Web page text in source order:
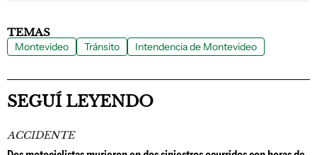
TEMAS
Montevideo Tránsito Intendencia de Montevideo
SEGUÍ LEYENDO
ACCIDENTE